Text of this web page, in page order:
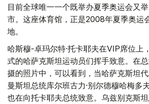
目前全球唯一一个既举办夏季奥运会又
市。这座体育馆，正是2008年夏季奥运
地。
哈斯穆-卓玛尔特·托卡耶夫在VIP席位上
式的哈萨克斯坦运动员们挥手致意。在
摄的照片中，可以看到，当哈萨克斯坦
曼斯坦总统库尔班古力·别尔德穆哈梅多
也在向托卡耶夫总统致意。乌兹别克斯